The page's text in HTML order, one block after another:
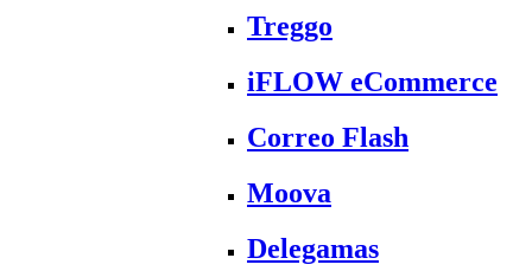
Treggo
iFLOW eCommerce
Correo Flash
Moova
Delegamas